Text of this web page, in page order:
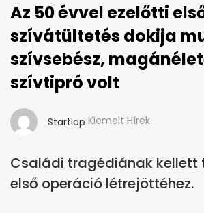
Az 50 évvel ezelőtti
szívátültetés dokija
szívsebész,
szívtipró volt
Startlap Kiemelt Hírek
Családi tragédiának kellett
első operáció létrejöttéhez.